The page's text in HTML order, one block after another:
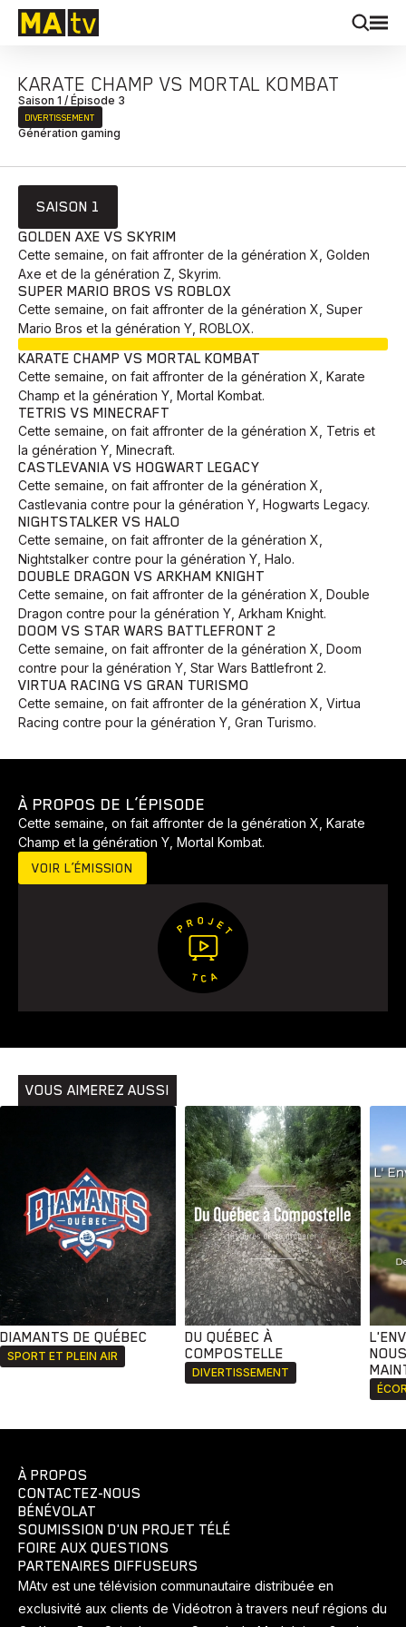
Bingo Communauté
Histoires Pêche
KARATE CHAMP VS MORTAL KOMBAT
Saison 1 / Épisode 3
DIVERTISSEMENT
Génération gaming
SAISON 1
GOLDEN AXE VS SKYRIM
Cette semaine, on fait affronter de la génération X, Golden
Axe et de la génération Z, Skyrim.
SUPER MARIO BROS VS ROBLOX
Cette semaine, on fait affronter de la génération X, Super
Mario Bros et la génération Y, ROBLOX.
KARATE CHAMP VS MORTAL KOMBAT
Cette semaine, on fait affronter de la génération X, Karate
Champ et la génération Y, Mortal Kombat.
TETRIS VS MINECRAFT
Cette semaine, on fait affronter de la génération X, Tetris et
la génération Y, Minecraft.
CASTLEVANIA VS HOGWART LEGACY
Cette semaine, on fait affronter de la génération X,
Castlevania contre pour la génération Y, Hogwarts Legacy.
NIGHTSTALKER VS HALO
Cette semaine, on fait affronter de la génération X,
Nightstalker contre pour la génération Y, Halo.
DOUBLE DRAGON VS ARKHAM KNIGHT
Cette semaine, on fait affronter de la génération X, Double
Dragon contre pour la génération Y, Arkham Knight.
DOOM VS STAR WARS BATTLEFRONT 2
Cette semaine, on fait affronter de la génération X, Doom
contre pour la génération Y, Star Wars Battlefront 2.
VIRTUA RACING VS GRAN TURISMO
Cette semaine, on fait affronter de la génération X, Virtua
Racing contre pour la génération Y, Gran Turismo.
À PROPOS DE L’ÉPISODE
Cette semaine, on fait affronter de la génération X, Karate
Champ et la génération Y, Mortal Kombat.
VOIR L’ÉMISSION
VOUS AIMEREZ AUSSI
DIAMANTS DE QUÉBEC
SPORT ET PLEIN AIR
DU QUÉBEC À
COMPOSTELLE
DIVERTISSEMENT
À PROPOS
CONTACTEZ-NOUS
BÉNÉVOLAT
SOUMISSION D'UN PROJET TÉLÉ
FOIRE AUX QUESTIONS
PARTENAIRES DIFFUSEURS
MAtv est une télévision communautaire distribuée en
exclusivité aux clients de Vidéotron à travers neuf régions du